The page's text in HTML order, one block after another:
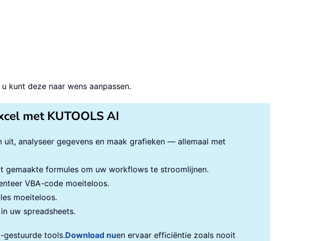
kunt deze naar wens aanpassen.
met KUTOOLS AI
uit, analyseer gegevens en maak grafieken — allemaal met
gemaakte formules om uw workflows te stroomlijnen.
VBA-code moeiteloos.
moeiteloos.
uw spreadsheets.
gestuurde tools.Download nuen ervaar efficiëntie zoals nooit